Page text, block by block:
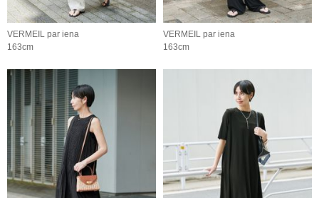
VERMEIL par iena
163cm
VERMEIL par iena
163cm